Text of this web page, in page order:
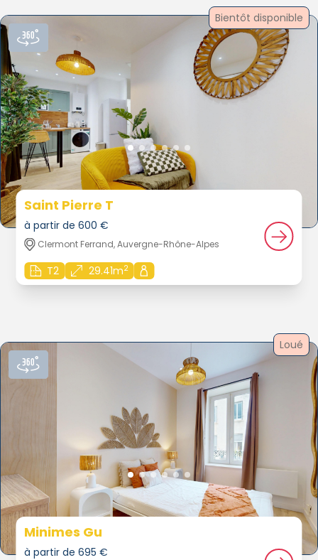
Bientôt disponible
Saint Pierre T
à partir de 600 €
Clermont Ferrand, Auvergne-Rhône-Alpes
T2 29.41m2
Loué
Minimes Gu
à partir de 695 €